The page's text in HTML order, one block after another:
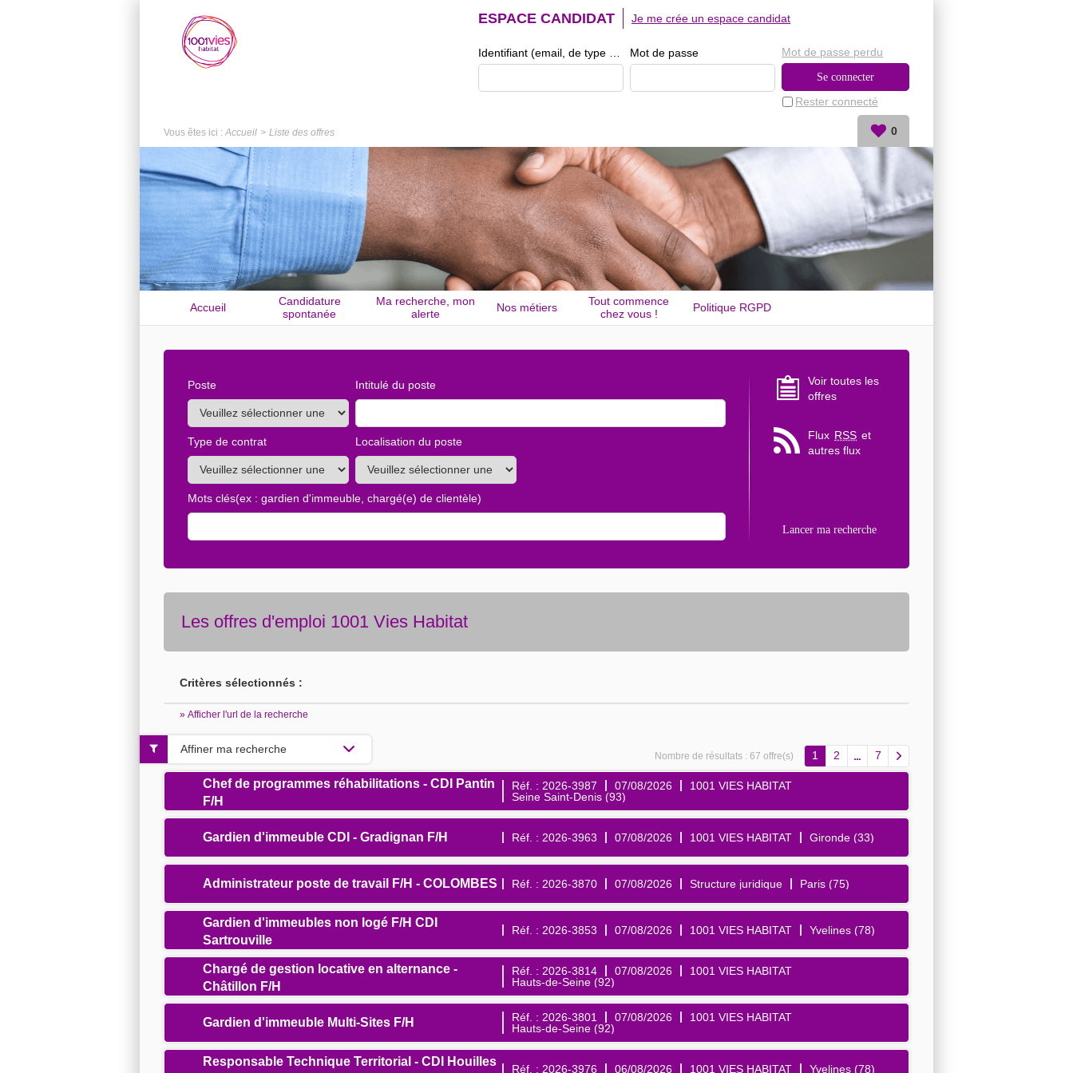
ESPACE CANDIDAT
Mot de passe
Rester connecté
Mot de passe perdu
Je me crée un espace candidat
Vous êtes ici : Accueil Liste des offres 0
Accueil
Candidature
spontanée
Ma recherche, mon
alerte
Nos métiers
Tout commence
chez vous !
Politique RGPD
Poste Intitulé du poste
Type de contrat Localisation du poste
Mots clés(ex : gardien d'immeuble, chargé(e) de clientèle)
Voir toutes les
offres
Flux RSS et
autres flux
Les offres d'emploi 1001 Vies Habitat
Critères sélectionnés :
» Afficher l'url de la recherche
Nombre de résultats : 67 offre(s) 1 2 7
Chef de programmes réhabilitations - CDI Pantin
F/H
Réf. : 2026-3987 07/08/2026
1001 VIES HABITAT
Seine Saint-Denis (93)
Gardien d'immeuble CDI - Gradignan F/H Réf. : 2026-3963 07/08/2026 1001 VIES HABITAT Gironde (33)
Administrateur poste de travail F/H - COLOMBES Réf. : 2026-3870 07/08/2026 Structure juridique Paris (75)
Gardien d'immeubles non logé F/H CDI
Sartrouville
Réf. : 2026-3853 07/08/2026 1001 VIES HABITAT Yvelines (78)
Chargé de gestion locative en alternance -
Châtillon F/H
Réf. : 2026-3814 07/08/2026
1001 VIES HABITAT
Hauts-de-Seine (92)
Gardien d'immeuble Multi-Sites F/H Réf. : 2026-3801 07/08/2026
1001 VIES HABITAT
Hauts-de-Seine (92)
Responsable Technique Territorial - CDI Houilles
Réf. : 2026-3976 06/08/2026 1001 VIES HABITAT Yvelines (78)
Affiner ma recherche